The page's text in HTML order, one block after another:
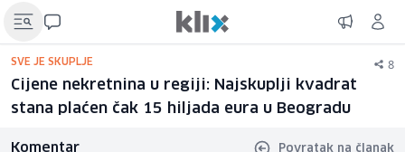
SVE JE SKUPLJE 8
Cijene nekretnina u regiji: Najskuplji kvadrat
stana plaćen čak 15 hiljada eura u Beogradu
Komentar Povratak na članak